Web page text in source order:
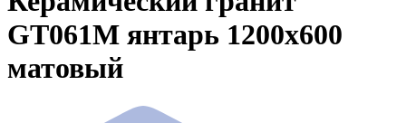
GT061M янтарь 1200x600
матовый